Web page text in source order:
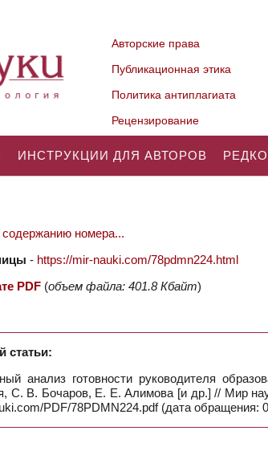
Авторские права
Публикационная этика
Политика антиплагиата
Рецензирование
ИНСТРУКЦИИ ДЛЯ АВТОРОВ
содержанию номера...
- https://mir-nauki.com/78pdmn224.html
PDF (объем файла: 401.8 Кбайт)
статьи:
анализ готовности руководителя
С. В. Бочаров, Е. Е. Алимова [и др.] // Мир
PDF/78PDMN224.pdf (дата обращения: